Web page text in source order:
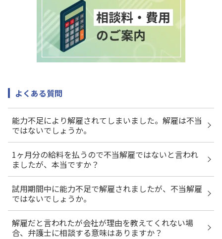
よくある質問
能力不足により解雇されてしまいました。解雇は不当
ではないでしょうか。
1ヶ月分の給料を払うので不当解雇ではないと言われ
ましたが、本当ですか？
試用期間中に能力不足で解雇されましたが、不当解雇
ではないでしょうか。
解雇だと言われたが会社が理由を教えてくれない場
合、弁護士に相談する意味はありますか？